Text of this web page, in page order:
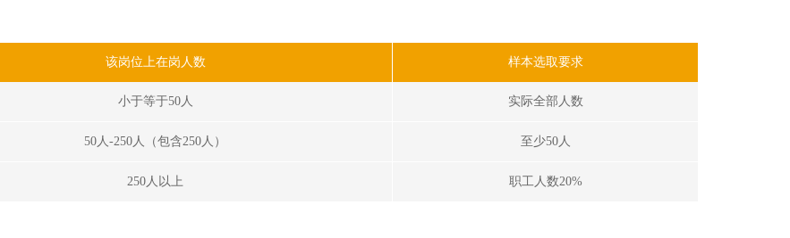
该岗位上在岗人数 样本选取要求
小于等于50人 实际全部人数
50人-250人（包含250人） 至少50人
250人以上 职工人数20%